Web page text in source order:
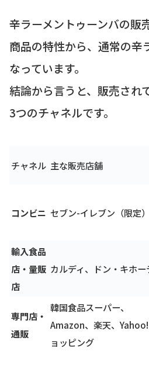
辛ラーメントゥーンバの販
商品の特性から、通常の辛
なっています。
結論から言うと、販売され
3つのチャネルです。
チャネル 主な販売店舗
コンビニ セブン-イレブン（限定）
輸入食品
店・量販
店
カルディ、ドン・キホー
専門店・
通販
韓国食品スーパー、
Amazon、楽天、
ョッピング